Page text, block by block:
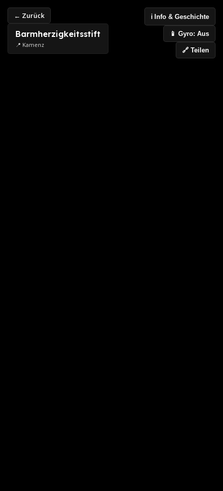
← Zurück
Barmherzigkeitsstift
📍 Kamenz
ℹ️ Info & Geschichte
📱 Gyro: Aus
🔗 Teilen